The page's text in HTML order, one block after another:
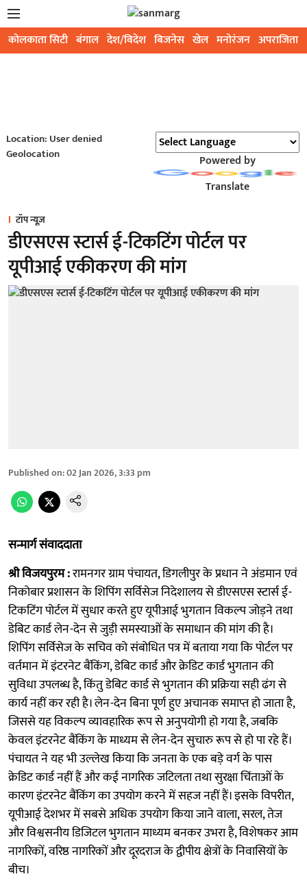
कोलकाता सिटी बंगाल देश/विदेश बिजनेस खेल मनोरंजन अपराजिता
Location: User denied
Geolocation
Powered by
Translate
टॉप न्यूज़
डीएसएस स्टार्स ई-टिकटिंग पोर्टल पर
यूपीआई एकीकरण की मांग
Published on:02 Jan 2026, 3:33 pm
सन्मार्ग संवाददाता
श्री विजयपुरम :रामनगर ग्राम पंचायत, डिगलीपुर के प्रधान ने अंडमान एवं
निकोबार प्रशासन के शिपिंग सर्विसेज निदेशालय से डीएसएस स्टार्स ई-
टिकटिंग पोर्टल में सुधार करते हुए यूपीआई भुगतान विकल्प जोड़ने तथा
डेबिट कार्ड लेन-देन से जुड़ी समस्याओं के समाधान की मांग की है।
शिपिंग सर्विसेज के सचिव को संबोधित पत्र में बताया गया कि पोर्टल पर
वर्तमान में इंटरनेट बैंकिंग, डेबिट कार्ड और क्रेडिट कार्ड भुगतान की
सुविधा उपलब्ध है, किंतु डेबिट कार्ड से भुगतान की प्रक्रिया सही ढंग से
कार्य नहीं कर रही है। लेन-देन बिना पूर्ण हुए अचानक समाप्त हो जाता है,
जिससे यह विकल्प व्यावहारिक रूप से अनुपयोगी हो गया है, जबकि
केवल इंटरनेट बैंकिंग के माध्यम से लेन-देन सुचारु रूप से हो पा रहे हैं।
पंचायत ने यह भी उल्लेख किया कि जनता के एक बड़े वर्ग के पास
क्रेडिट कार्ड नहीं हैं और कई नागरिक जटिलता तथा सुरक्षा चिंताओं के
कारण इंटरनेट बैंकिंग का उपयोग करने में सहज नहीं हैं। इसके विपरीत,
यूपीआई देशभर में सबसे अधिक उपयोग किया जाने वाला, सरल, तेज
और विश्वसनीय डिजिटल भुगतान माध्यम बनकर उभरा है, विशेषकर आम
नागरिकों, वरिष्ठ नागरिकों और दूरदराज के द्वीपीय क्षेत्रों के निवासियों के
बीच।